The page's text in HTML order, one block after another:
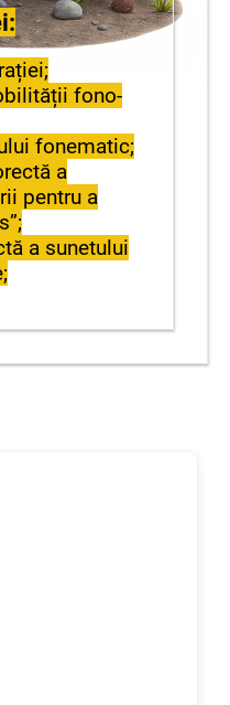
fono-
fonematic;
a
pentru a
a sunetului